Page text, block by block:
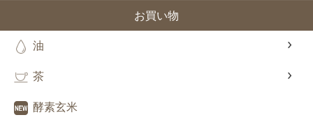
お買い物
油
茶
酵素玄米
クーポンのご利用方法はこちら >>